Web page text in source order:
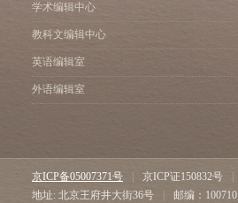
学术编辑中心
教科文编辑中心
英语编辑室
外语编辑室
京ICP备05007371号 京ICP证150832号
地址: 北京王府井大街36号
邮编：100710